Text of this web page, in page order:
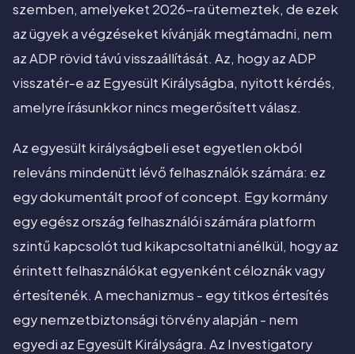
szemben, amelyeket 2026-ra ütemeztek, de ezek
az ügyek a végzéseket kívánják megtámadni, nem
az ADP rövid távú visszaállítását. Az, hogy az ADP
visszatér-e az Egyesült Királyságba, nyitott kérdés,
amelyre írásunkkor nincs megerősített válasz.
Az egyesült királyságbeli eset egyetlen okból
releváns mindenütt lévő felhasználók számára: ez
egy dokumentált proof of concept. Egy kormány
egy egész ország felhasználói számára platform
szintű kapcsolót tud kikapcsoltatni anélkül, hogy az
érintett felhasználókat egyenként céloznák vagy
értesítenék. A mechanizmus - egy titkos értesítés
egy nemzetbiztonsági törvény alapján - nem
egyedi az Egyesült Királyságra. Az Investigatory